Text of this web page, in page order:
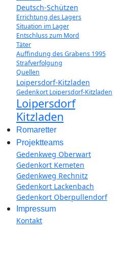
Deutsch-Schützen
Errichtung des Lagers
Situation im Lager
Entschluss zum Mord
Täter
Auffindung des Grabens 1995
Strafverfolgung
Quellen
Loipersdorf-Kitzladen
Gedenkort Loipersdorf-Kitzladen
Loipersdorf
Kitzladen
Romaretter
Projektteams
Gedenkweg Oberwart
Gedenkort Kemeten
Gedenkweg Rechnitz
Gedenkort Lackenbach
Gedenkort Oberpullendorf
Impressum
Kontakt